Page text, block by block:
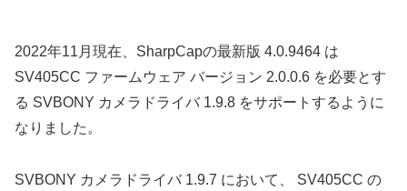
2022年11月現在、SharpCapの最新版 4.0.9464 は
SV405CC ファームウェア バージョン 2.0.0.6 を必要とす
る SVBONY カメラドライバ 1.9.8 をサポートするように
なりました。
SVBONY カメラドライバ 1.9.7 において、 SV405CC の